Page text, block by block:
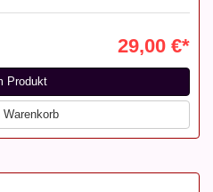
29,00 €*
Produkt
Warenkorb